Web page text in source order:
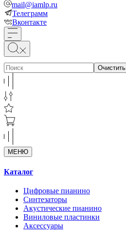
mail@iamlp.ru
Телеграмм
Вконтакте
Очистить
МЕНЮ
Каталог
Цифровые пианино
Синтезаторы
Акустические пианино
Виниловые пластинки
Аксессуары